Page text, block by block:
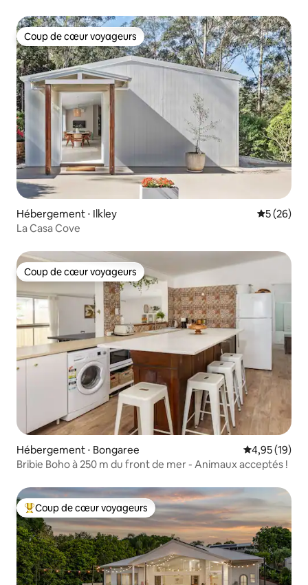
Coup de cœur voyageurs
Coup de cœur voyageurs
Hébergement ⋅ Ilkley
5 (26)
La Casa Cove
Coup de cœur voyageurs
Coup de cœur voyageurs
Hébergement ⋅ Bongaree Évaluation
4,95 (19)
Bribie Boho à 250 m du front de mer - Animaux acceptés !
Coups de cœur voyageurs les plus appréciés
Coup de cœur voyageurs